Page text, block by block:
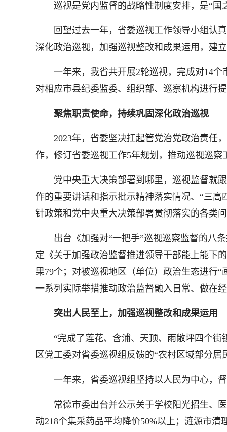
巡视是党内监督的战略性制度安排，是“国
回望过去一年，省委巡视工作领导小组认真
深化政治巡视，加强巡视整改和成果运用，建
一年来，我省共开展2轮巡视，完成对14个
对相应市县纪委监委、组织部、巡察机构进行
聚焦职责使命，持续巩固深化政治巡视
2023年，省委坚决扛起管党治党政治责任，
作，修订省委巡视工作5年规划，推动巡视巡察
党中央重大决策部署到哪里，巡视监督就跟
作的重要讲话和指示批示精神落实情况、“三
针政策和党中央重大决策部署贯彻落实的各类
出台《加强对“一把手”巡视巡察监督的八条
定《关于加强政治监督推进领导干部能上能下
果79个；对被巡视地区（单位）政治生态进行
一系列实际举措推动政治监督融入日常、做在
突出人民至上，加强巡视整改和成果运用
“完成了莲花、含浦、天顶、雨敞坪四个街
区党工委对省委巡视组反馈的“农村区域部分
一年来，省委巡视组坚持以人民为中心，督
常德市委出台并公示关于学校阳光招生、医
动218个集采药品平均降价50%以上；涟源市